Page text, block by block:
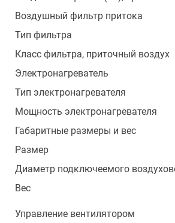
Воздушный фильтр притока
Тип фильтра
Класс фильтра, приточный воздух
Электронагреватель
Тип электронагревателя
Мощность электронагревателя
Габаритные размеры и вес
Размер
Диаметр подключеемого
Вес
Управление вентилятором